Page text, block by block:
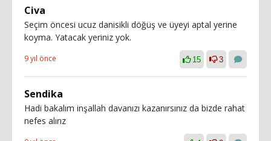
Civa
Seçim öncesi ucuz danisikli döğüş ve üyeyi aptal yerine
koyma. Yatacak yeriniz yok.
9 yıl önce 15 3
Sendika
Hadi bakalım inşallah davanızı kazanırsınız da bizde rahat
nefes alırız